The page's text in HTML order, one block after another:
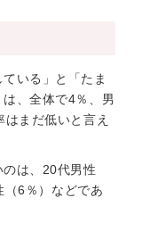
いる」と「たま
、全体で4％、男
まだ低いと言え
は、20代男性
（6％）などであ